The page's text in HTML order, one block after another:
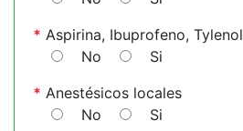
* Aspirina, Ibuprofeno, Tylenol
No
Si
* Anestésicos locales
No
Si